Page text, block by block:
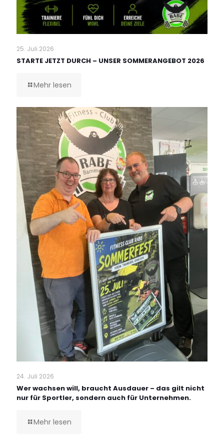
25. Juli 2026
STARTE JETZT DURCH – UNSER SOMMERANGEBOT 2026
Mehr lesen
24. Juli 2026
Wer wachsen will, braucht Ausdauer – das gilt nicht
nur für Sportler, sondern auch für Unternehmen.
Mehr lesen